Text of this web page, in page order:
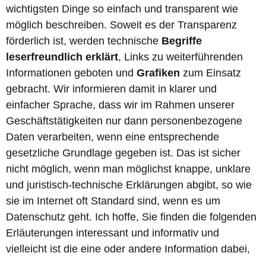
wichtigsten Dinge so einfach und transparent wie
möglich beschreiben. Soweit es der Transparenz
förderlich ist, werden technische Begriffe
leserfreundlich erklärt, Links zu weiterführenden
Informationen geboten und Grafiken zum Einsatz
gebracht. Wir informieren damit in klarer und
einfacher Sprache, dass wir im Rahmen unserer
Geschäftstätigkeiten nur dann personenbezogene
Daten verarbeiten, wenn eine entsprechende
gesetzliche Grundlage gegeben ist. Das ist sicher
nicht möglich, wenn man möglichst knappe, unklare
und juristisch-technische Erklärungen abgibt, so wie
sie im Internet oft Standard sind, wenn es um
Datenschutz geht. Ich hoffe, Sie finden die folgenden
Erläuterungen interessant und informativ und
vielleicht ist die eine oder andere Information dabei,